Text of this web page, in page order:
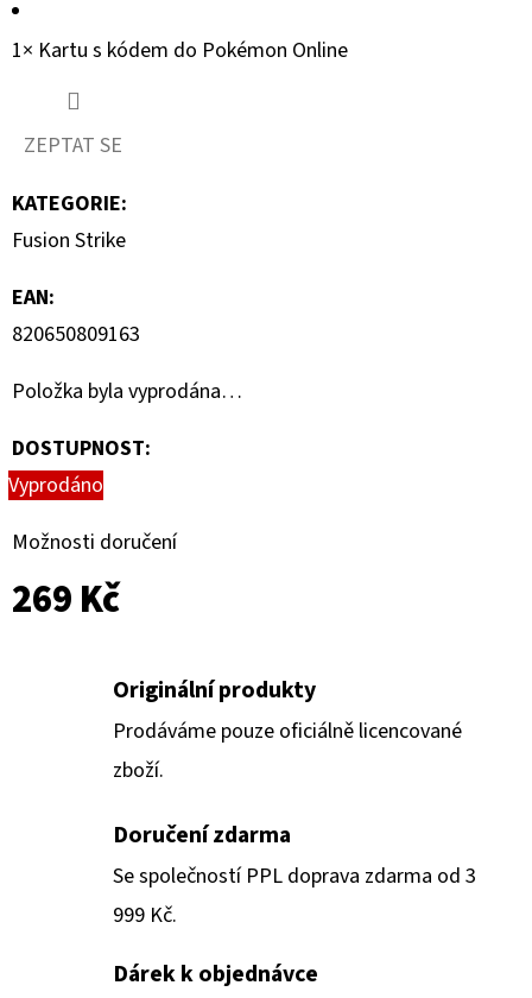
1× Kartu s kódem do Pokémon Online
ZEPTAT SE
KATEGORIE:
Fusion Strike
EAN:
820650809163
Položka byla vyprodána…
DOSTUPNOST:
Vyprodáno
Možnosti doručení
269 Kč
Originální produkty
Prodáváme pouze oficiálně licencované
zboží.
Doručení zdarma
Se společností PPL doprava zdarma od 3
999 Kč.
Dárek k objednávce